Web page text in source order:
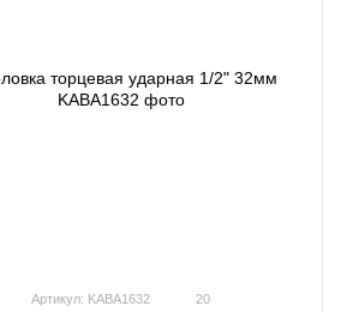
Артикул: KABA1632 20